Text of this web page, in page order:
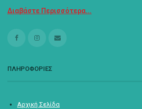
Διαβάστε Περισσότερα...
ΠΛΗΡΟΦΟΡΙΕΣ
Αρχική Σελίδα